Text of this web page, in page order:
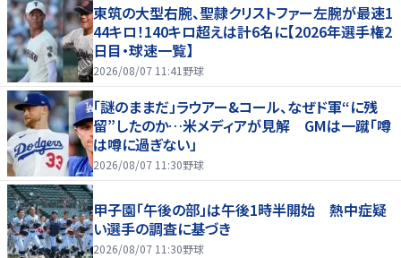
東筑の大型右腕、聖隷クリストファー左腕が最速1
44キロ！140キロ超えは計6名に【2026年選手権2
日目・球速一覧】
2026/08/07 11:41 野球
「謎のままだ」ラウアー&コール、なぜド軍“に残
留”したのか…米メディアが見解 GMは一蹴「噂
は噂に過ぎない」
2026/08/07 11:30野球
甲子園「午後の部」は午後1時半開始 熱中症疑
い選手の調査に基づき
2026/08/07 11:30野球